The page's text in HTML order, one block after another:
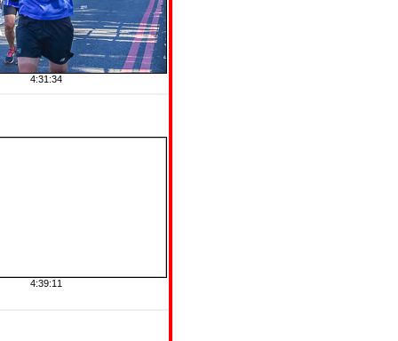
4:31:34
4:39:11